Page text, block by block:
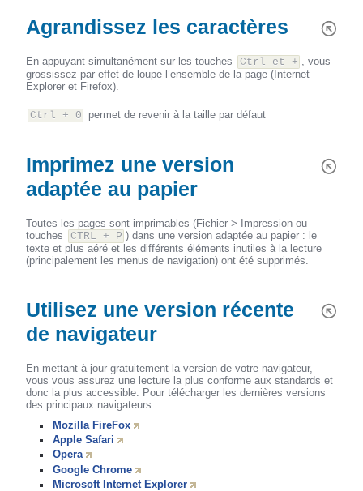
Agrandissez les caractères
En appuyant simultanément sur les touches Ctrl et + , vous
grossissez par effet de loupe l’ensemble de la page (Internet
Explorer et Firefox).
Ctrl + 0 permet de revenir à la taille par défaut
Imprimez une version
adaptée au papier
Toutes les pages sont imprimables (Fichier > Impression ou
touches
CTRL + P ) dans une version adaptée au papier : le
texte et plus aéré et les différents éléments inutiles à la lecture
(principalement les menus de navigation) ont été supprimés.
Utilisez une version récente
de navigateur
En mettant à jour gratuitement la version de votre navigateur,
vous vous assurez une lecture la plus conforme aux standards et
donc la plus accessible. Pour télécharger les dernières versions
des principaux navigateurs :
Mozilla FireFox
Apple Safari
Opera
Google Chrome
Microsoft Internet Explorer